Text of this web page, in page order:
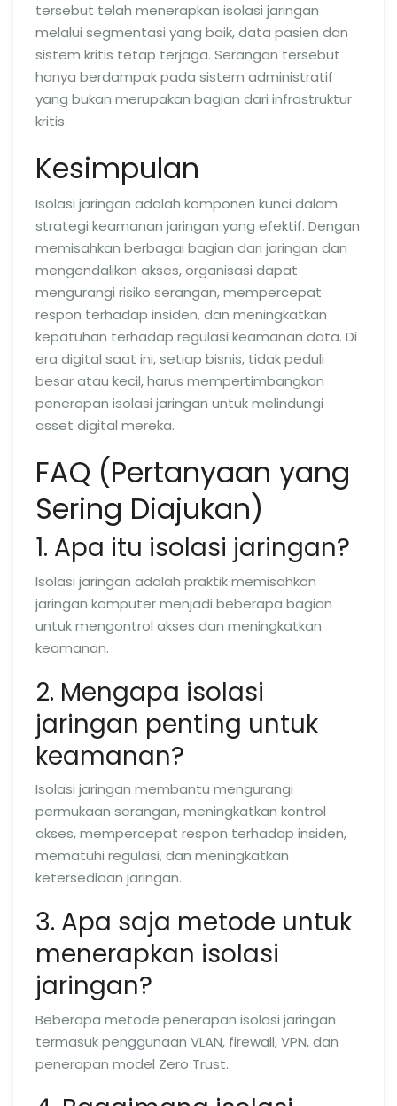
tersebut telah menerapkan isolasi jaringan
melalui segmentasi yang baik, data pasien dan
sistem kritis tetap terjaga. Serangan tersebut
hanya berdampak pada sistem administratif
yang bukan merupakan bagian dari infrastruktur
kritis.
Kesimpulan
Isolasi jaringan adalah komponen kunci dalam
strategi keamanan jaringan yang efektif. Dengan
memisahkan berbagai bagian dari jaringan dan
mengendalikan akses, organisasi dapat
mengurangi risiko serangan, mempercepat
respon terhadap insiden, dan meningkatkan
kepatuhan terhadap regulasi keamanan data. Di
era digital saat ini, setiap bisnis, tidak peduli
besar atau kecil, harus mempertimbangkan
penerapan isolasi jaringan untuk melindungi
asset digital mereka.
FAQ (Pertanyaan yang
Sering Diajukan)
1. Apa itu isolasi jaringan?
Isolasi jaringan adalah praktik memisahkan
jaringan komputer menjadi beberapa bagian
untuk mengontrol akses dan meningkatkan
keamanan.
2. Mengapa isolasi
jaringan penting untuk
keamanan?
Isolasi jaringan membantu mengurangi
permukaan serangan, meningkatkan kontrol
akses, mempercepat respon terhadap insiden,
mematuhi regulasi, dan meningkatkan
ketersediaan jaringan.
3. Apa saja metode untuk
menerapkan isolasi
jaringan?
Beberapa metode penerapan isolasi jaringan
termasuk penggunaan VLAN, firewall, VPN, dan
penerapan model Zero Trust.